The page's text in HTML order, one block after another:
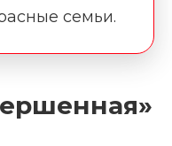
семьи.